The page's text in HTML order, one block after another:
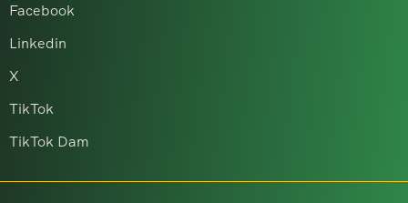
Facebook
Linkedin
X
TikTok
TikTok Dam